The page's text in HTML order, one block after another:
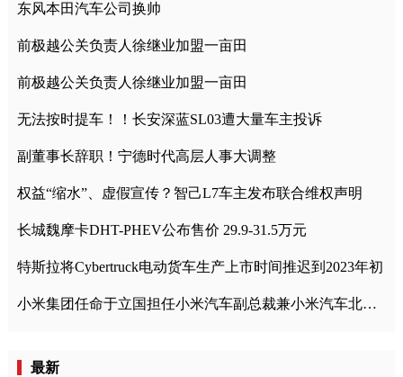
东风本田汽车公司换帅
前极越公关负责人徐继业加盟一亩田
前极越公关负责人徐继业加盟一亩田
无法按时提车！！长安深蓝SL03遭大量车主投诉
副董事长辞职！宁德时代高层人事大调整
权益“缩水”、虚假宣传？智己L7车主发布联合维权声明
长城魏摩卡DHT-PHEV公布售价 29.9-31.5万元
特斯拉将Cybertruck电动货车生产上市时间推迟到2023年初
小米集团任命于立国担任小米汽车副总裁兼小米汽车北京总部政委
最新